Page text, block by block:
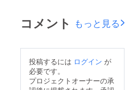
コメント もっと見る
投稿するには ログイン が
必要です。
プロジェクトオーナーの承